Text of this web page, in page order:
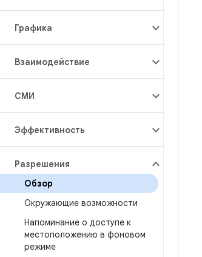
Графика
Взаимодействие
СМИ
Эффективность
Разрешения
Обзор
Окружающие возможности
Напоминание о доступе к
местоположению в фоновом
режиме